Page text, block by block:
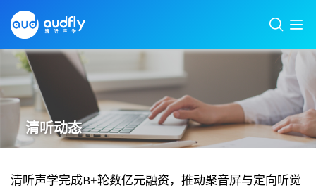
清听动态
清听声学完成B+轮数亿元融资，推动聚音屏与定向听觉